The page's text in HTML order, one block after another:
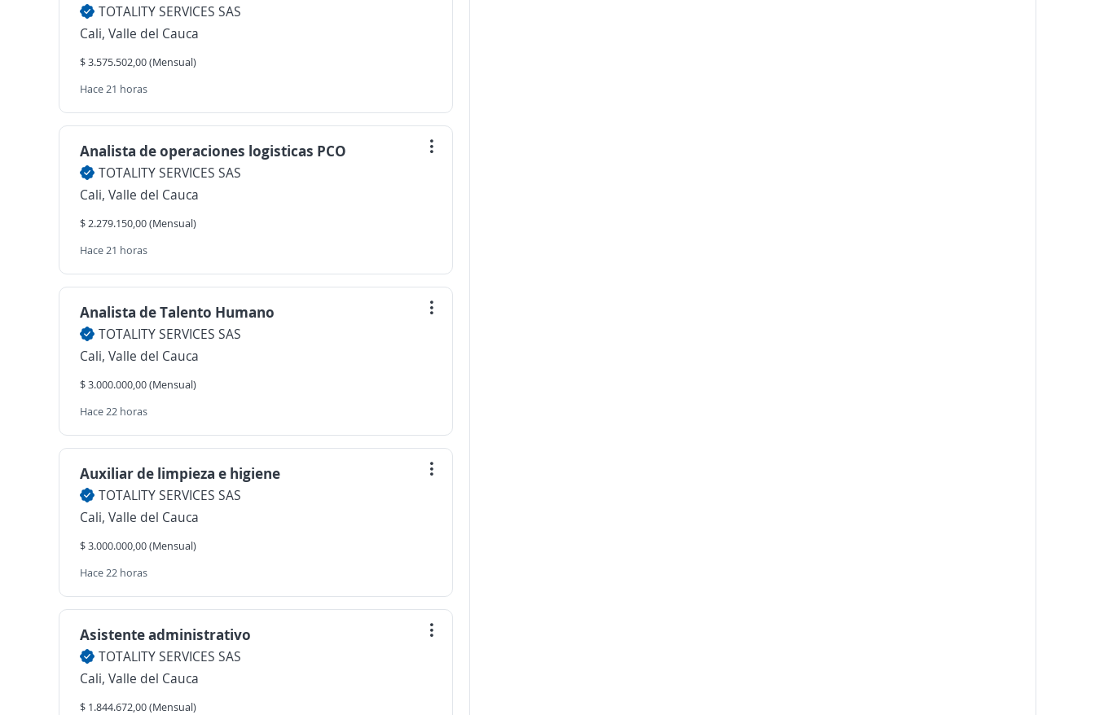
TOTALITY SERVICES SAS
Cali, Valle del Cauca
$ 3.575.502,00 (Mensual)
Hace 21 horas
Analista de operaciones logisticas PCO
TOTALITY SERVICES SAS
Cali, Valle del Cauca
$ 2.279.150,00 (Mensual)
Hace 21 horas
Analista de Talento Humano
TOTALITY SERVICES SAS
Cali, Valle del Cauca
$ 3.000.000,00 (Mensual)
Hace 22 horas
Auxiliar de limpieza e higiene
TOTALITY SERVICES SAS
Cali, Valle del Cauca
$ 3.000.000,00 (Mensual)
Hace 22 horas
Asistente administrativo
TOTALITY SERVICES SAS
Cali, Valle del Cauca
$ 1.844.672,00 (Mensual)